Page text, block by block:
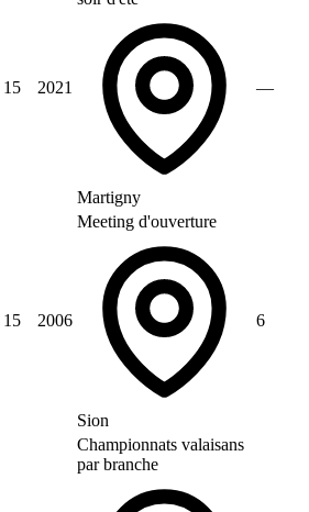
15 2021
Martigny
—
15 2006
Meeting d'ouverture
Sion
6
Championnats valaisans
par branche